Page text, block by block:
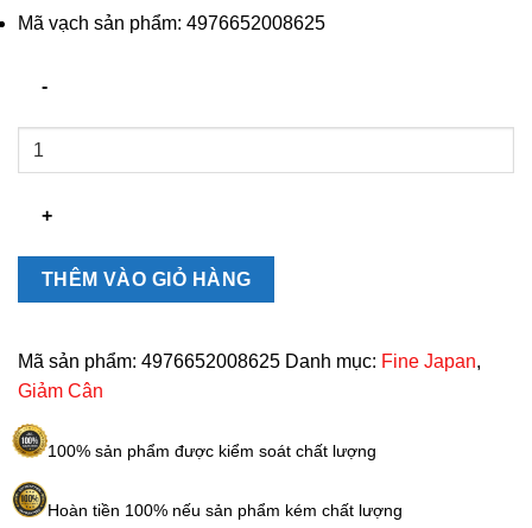
Mã vạch sản phẩm: 4976652008625
Viên
giảm
thụ
Calories
Japan
375
số
THÊM VÀO GIỎ HÀNG
Mã sản phẩm: 4976652008625 Danh mục: Fine Japan,
Giảm Cân
100% sản phẩm được kiểm soát chất lượng
Hoàn tiền 100% nếu sản phẩm kém chất lượng